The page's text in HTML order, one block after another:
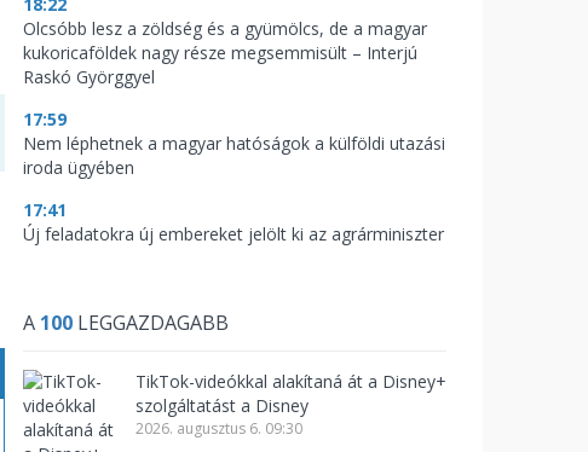
Olcsóbb lesz a zöldség és a gyümölcs, de a magyar
kukoricaföldek nagy része megsemmisült – Interjú
Raskó Györggyel
17:59
Nem léphetnek a magyar hatóságok a külföldi utazási
iroda ügyében
17:41
Új feladatokra új embereket jelölt ki az agrárminiszter
A 100 LEGGAZDAGABB
TikTok-videókkal alakítaná át a Disney+
szolgáltatást a Disney
2026. augusztus 6. 09:30